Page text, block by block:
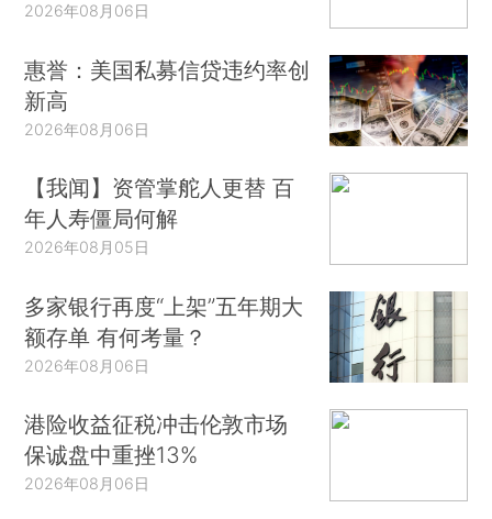
2026年08月06日
惠誉：美国私募信贷违约率创
新高
2026年08月06日
【我闻】资管掌舵人更替 百
年人寿僵局何解
2026年08月05日
多家银行再度“上架”五年期大
额存单 有何考量？
2026年08月06日
港险收益征税冲击伦敦市场
保诚盘中重挫13%
2026年08月06日